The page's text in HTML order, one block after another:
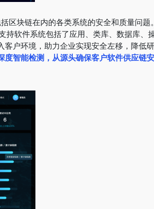
区块链在内的各类系统的安全和质量问题
持软件系统包括了应用、类库、数据库、
户环境，助力企业实现安全左移，降低
智能检测，从源头确保客户软件供应链